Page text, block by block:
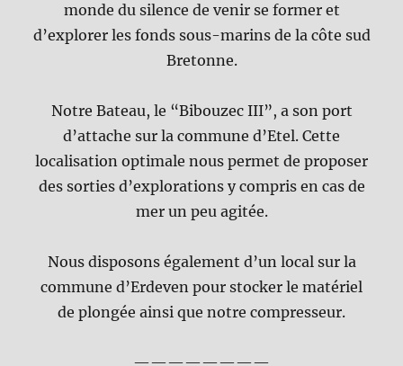
monde du silence de venir se former et
d’explorer les fonds sous-marins de la côte sud
Bretonne.
Notre Bateau, le “Bibouzec III”, a son port
d’attache sur la commune d’Etel. Cette
localisation optimale nous permet de proposer
des sorties d’explorations y compris en cas de
mer un peu agitée.
Nous disposons également d’un local sur la
commune d’Erdeven pour stocker le matériel
de plongée ainsi que notre compresseur.